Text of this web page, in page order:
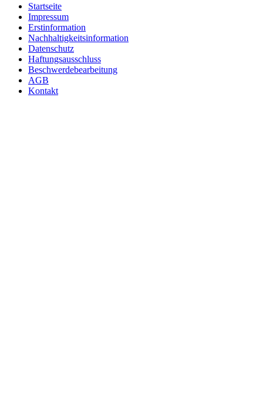
Startseite
Impressum
Erstinformation
Nachhaltigkeitsinformation
Datenschutz
Haftungsausschluss
Beschwerdebearbeitung
AGB
Kontakt